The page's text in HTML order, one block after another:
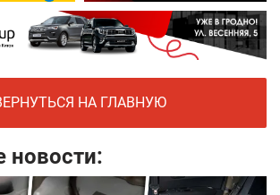
НА ГЛАВНУЮ
новости: